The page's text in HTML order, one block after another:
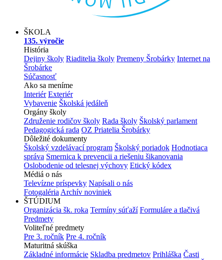
ŠKOLA
135. výročie
História
Dejiny školy Riaditelia školy Premeny Šrobárky Internet na
Šrobárke
Súčasnosť
Ako sa meníme
Interiér Exteriér
Vybavenie Školská jedáleň
Orgány školy
Združenie rodičov školy Rada školy Školský parlament
Pedagogická rada OZ Priatelia Šrobárky
Dôležité dokumenty
Školský vzdelávací program Školský poriadok Hodnotiaca
správa Smernica k prevencii a riešeniu šikanovania
Oslobodenie od telesnej výchovy Etický kódex
Médiá o nás
Televízne príspevky Napísali o nás
Fotogaléria Archív noviniek
ŠTÚDIUM
Organizácia šk. roka Termíny súťaží Formuláre a tlačivá
Predmety
Voliteľné predmety
Pre 3. ročník Pre 4. ročník
Maturitná skúška
Základné informácie Skladba predmetov Prihláška Časti